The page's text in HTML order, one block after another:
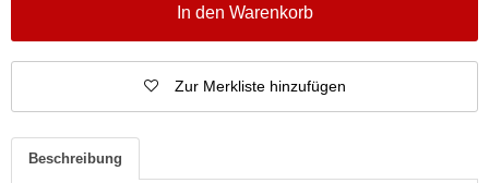
In den Warenkorb
Zur Merkliste hinzufügen
Beschreibung